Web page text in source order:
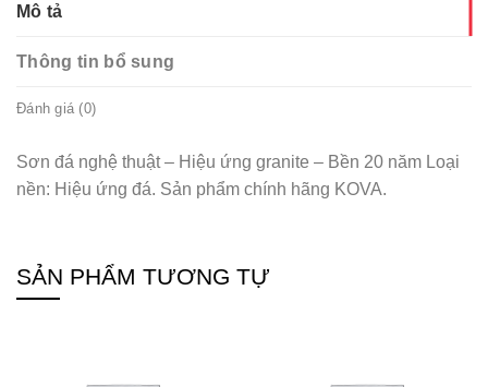
Mô tả
Thông tin bổ sung
Đánh giá (0)
Sơn đá nghệ thuật – Hiệu ứng granite – Bền 20 năm Loại
nền: Hiệu ứng đá. Sản phẩm chính hãng KOVA.
SẢN PHẨM TƯƠNG TỰ